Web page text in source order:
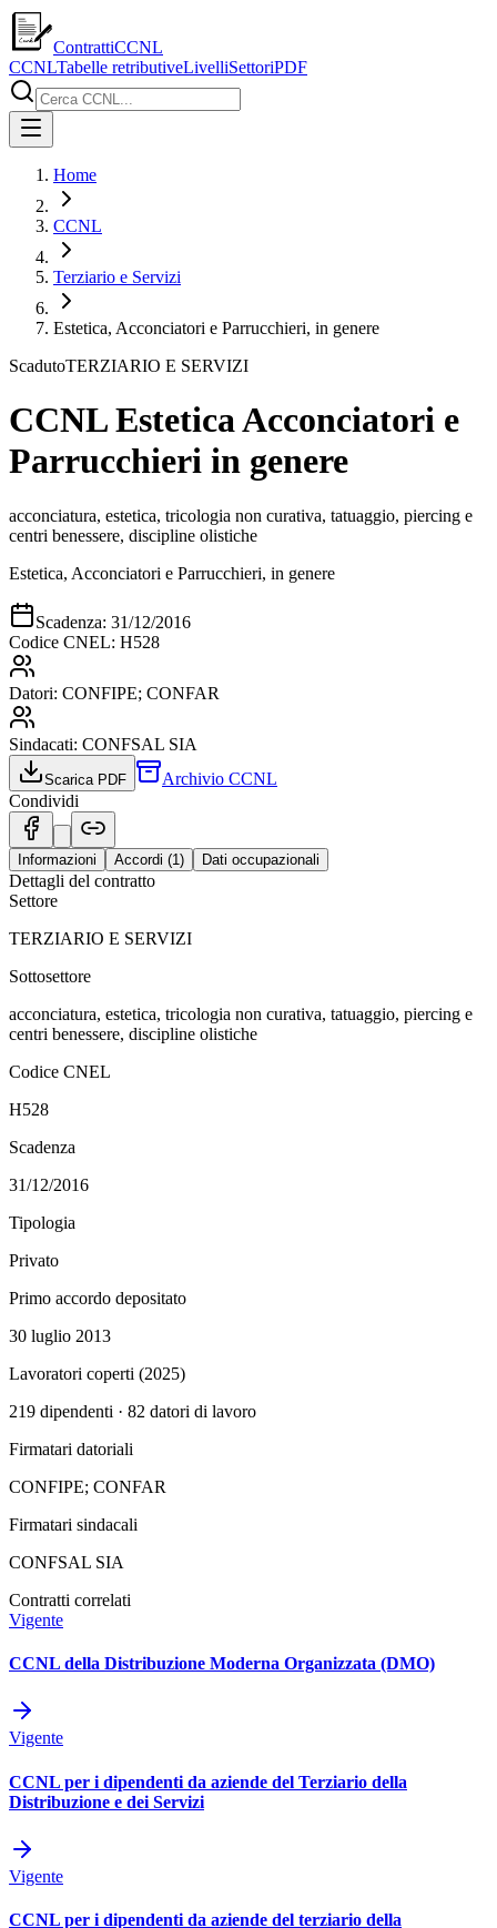
ContrattiCCNL
CCNLTabelle retributiveLivelliSettoriPDF
Home
CCNL
Terziario e Servizi
Estetica, Acconciatori e Parrucchieri, in genere
ScadutoTERZIARIO E SERVIZI
CCNL Estetica Acconciatori e
Parrucchieri in genere
acconciatura, estetica, tricologia non curativa, tatuaggio, piercing e
centri benessere, discipline olistiche
Estetica, Acconciatori e Parrucchieri, in genere
Scadenza: 31/12/2016
Codice CNEL: H528
Datori: CONFIPE; CONFAR
Sindacati: CONFSAL SIA
Scarica PDF
Archivio CCNL
Condividi
Informazioni Accordi (1 ) Dati occupazionali
Dettagli del contratto
Settore
TERZIARIO E SERVIZI
Sottosettore
acconciatura, estetica, tricologia non curativa, tatuaggio, piercing e
centri benessere, discipline olistiche
Codice CNEL
H528
Scadenza
31/12/2016
Tipologia
Privato
Primo accordo depositato
30 luglio 2013
Lavoratori coperti (2025)
219 dipendenti · 82 datori di lavoro
Firmatari datoriali
CONFIPE; CONFAR
Firmatari sindacali
CONFSAL SIA
Contratti correlati
Vigente
CCNL della Distribuzione Moderna Organizzata (DMO)
Vigente
CCNL per i dipendenti da aziende del Terziario della
Distribuzione e dei Servizi
Vigente
CCNL per i dipendenti da aziende del terziario della